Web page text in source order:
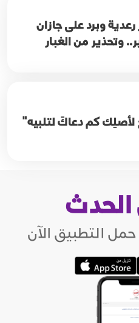
رعدية وبرد على جازان
وتحذير من الغبار
لأصلِك كم دعاكَ لتلبيه"
التطبيق الآن